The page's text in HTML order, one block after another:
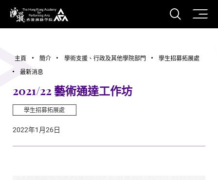
香港演藝學院
打開
主頁 簡介 學術支援、行政及其他學院部門
學生招募拓展處
最新消息
2021/22 藝術通達工作坊
學生招募拓展處
2022年1月26日